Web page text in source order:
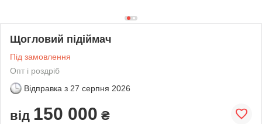
Щогловий підіймач
Під замовлення
Опт і роздріб
Відправка з 27 серпня 2026
від 150 000 ₴